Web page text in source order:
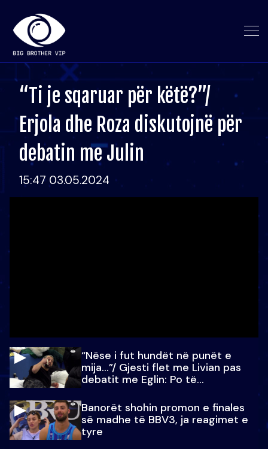
“Ti je sqaruar për këtë?”/
Erjola dhe Roza diskutojnë për
debatin me Julin
15:47 03.05.2024
“Nëse i fut hundët në punët e
mija…”/ Gjesti flet me Livian pas
debatit me Eglin: Po të
Banorët shohin promon e finales
së madhe të BBV3, ja reagimet e
tyre